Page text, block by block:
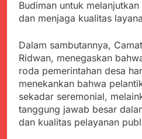
di
Budiman untuk
dan menjaga kualitas
Dalam sambutannya,
Ridwan, menegaskan
roda pemerintahan desa
menekankan bahwa
sekadar seremonial,
tanggung jawab besar
dan kualitas pelayanan